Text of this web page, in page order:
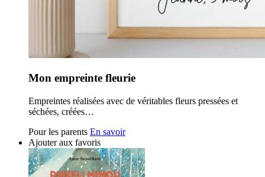
Mon empreinte fleurie
Empreintes réalisées avec de véritables fleurs pressées et
séchées, créées…
Pour les parents En savoir
Ajouter aux favoris